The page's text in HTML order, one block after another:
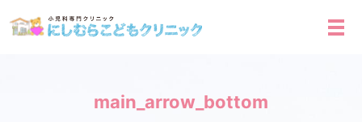
メ
main_arrow_bottom